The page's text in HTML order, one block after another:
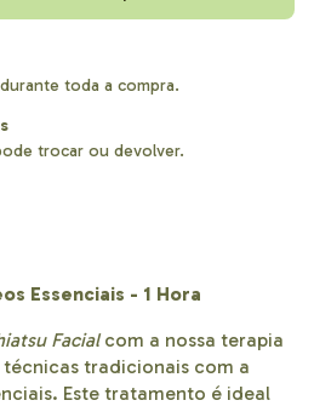
toda a compra.
trocar ou devolver.
Essenciais - 1 Hora
Facialcom a nossa terapia
tradicionais com a
Este tratamento é ideal